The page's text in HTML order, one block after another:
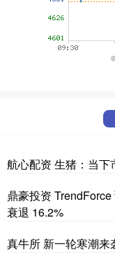
航心配资 生猪：当
鼎豪投资
衰退 16.2%
真牛所 新一轮寒潮